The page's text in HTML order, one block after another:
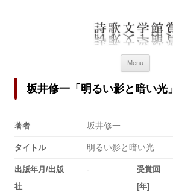
詩歌文学館賞
Menu
坂井修一「明るい影と暗い光」
著者 坂井修一
タイトル 明るい影と暗い光
出版年月/出版
社
-
受賞回
[年]